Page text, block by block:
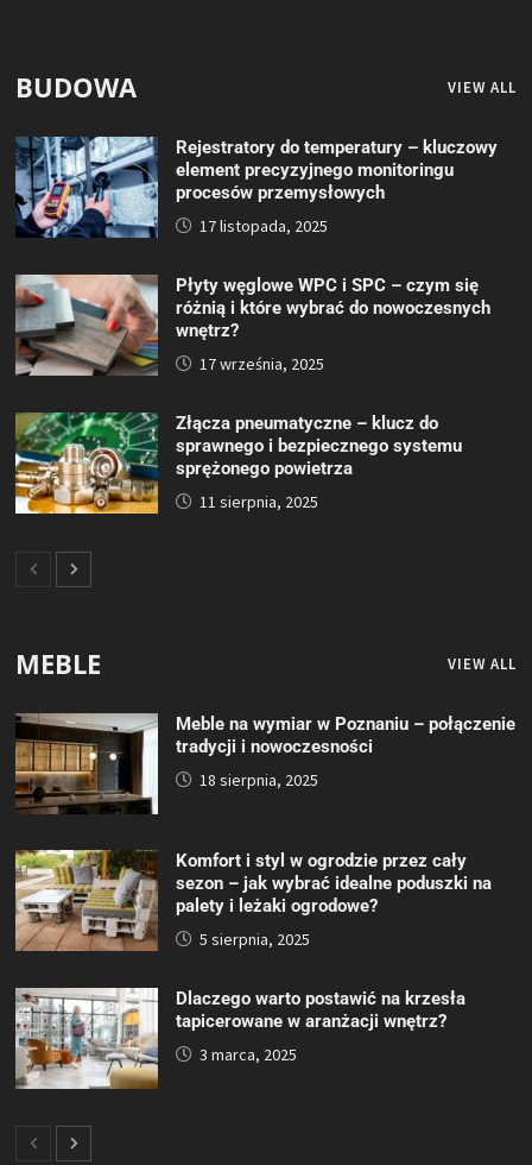
BUDOWA VIEW ALL
Rejestratory do temperatury – kluczowy
element precyzyjnego monitoringu
procesów przemysłowych
17 listopada, 2025
Płyty węglowe WPC i SPC – czym się
różnią i które wybrać do nowoczesnych
wnętrz?
17 września, 2025
Złącza pneumatyczne – klucz do
sprawnego i bezpiecznego systemu
sprężonego powietrza
11 sierpnia, 2025
MEBLE VIEW ALL
Meble na wymiar w Poznaniu – połączenie
tradycji i nowoczesności
18 sierpnia, 2025
Komfort i styl w ogrodzie przez cały
sezon – jak wybrać idealne poduszki na
palety i leżaki ogrodowe?
5 sierpnia, 2025
Dlaczego warto postawić na krzesła
tapicerowane w aranżacji wnętrz?
3 marca, 2025